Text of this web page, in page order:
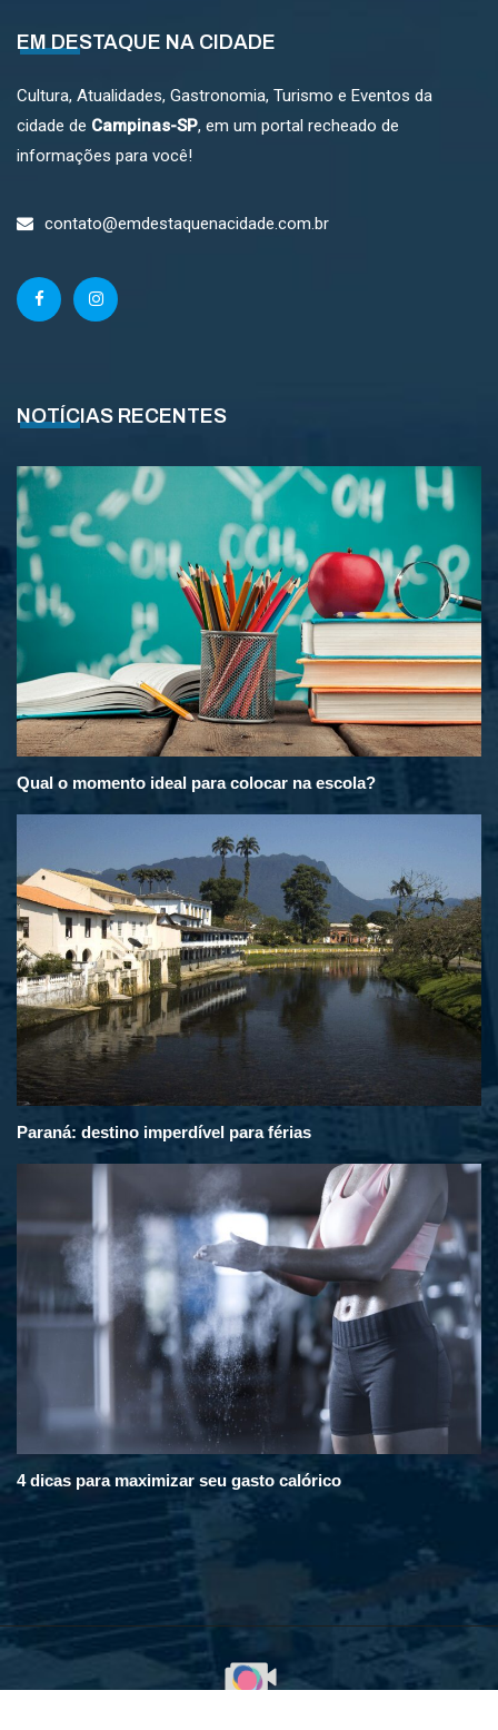
EM DESTAQUE NA CIDADE
Cultura, Atualidades, Gastronomia, Turismo e Eventos da
cidade de Campinas-SP, em um portal recheado de
informações para você!
contato@emdestaquenacidade.com.br
NOTÍCIAS RECENTES
Qual o momento ideal para colocar na escola?
Paraná: destino imperdível para férias
4 dicas para maximizar seu gasto calórico